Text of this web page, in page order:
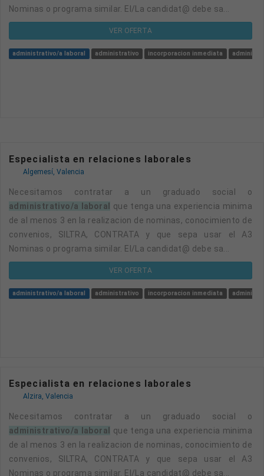
Nominas o programa similar. El/La candidat@ debe sa...
VER OFERTA
administrativo/a laboral administrativo incorporacion inmediata
Especialista en relaciones laborales
Algemesí, Valencia
Necesitamos contratar a un graduado social o
administrativo/a laboral
que tenga una experiencia minima
de al menos 3 en la realizacion de nominas, conocimiento de
convenios, SILTRA, CONTRATA y que sepa usar el A3
Nominas o programa similar. El/La candidat@ debe sa...
VER OFERTA
administrativo/a laboral administrativo incorporacion inmediata
Especialista en relaciones laborales
Alzira, Valencia
Necesitamos contratar a un graduado social o
administrativo/a laboral
que tenga una experiencia minima
de al menos 3 en la realizacion de nominas, conocimiento de
convenios, SILTRA, CONTRATA y que sepa usar el A3
Nominas o programa similar. El/La candidat@ debe sa...